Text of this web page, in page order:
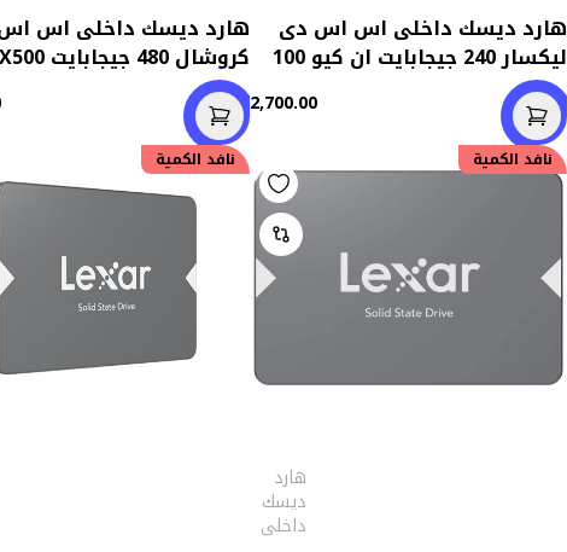
هارد ديسك داخلى اس اس دى
ليكسار 240 جيجابايت ان كيو 100
2,700.00
هارد ديسك داخلى اس
كروشال 480 جيجابايت BX500
نافد الكمية
هارد
ديسك
داخلى
نافد الكمية